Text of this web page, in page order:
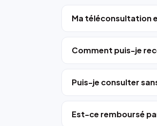
Ma téléconsultation
Comment puis-je
Puis-je consulter
Est-ce remboursé